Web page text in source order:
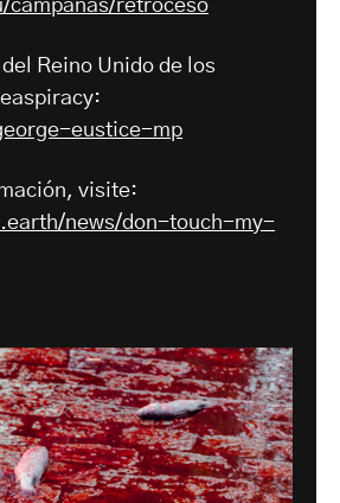
campañas/retroceso
Reino Unido de los
eustice-mp
visite:
news/don-touch-my-